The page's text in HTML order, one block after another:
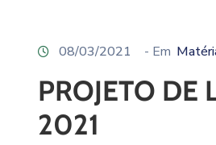
08/03/2021 - Em
PROJETO
2021